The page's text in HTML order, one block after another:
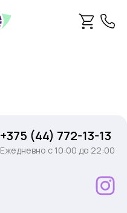
+375 (44) 772-13-13
Ежедневно c 10:00 до 22:00